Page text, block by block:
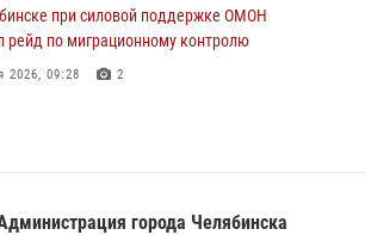
при силовой поддержке ОМОН
рейд по миграционному контролю
2026, 09:28 2
помощи
12:16
города Челябинска